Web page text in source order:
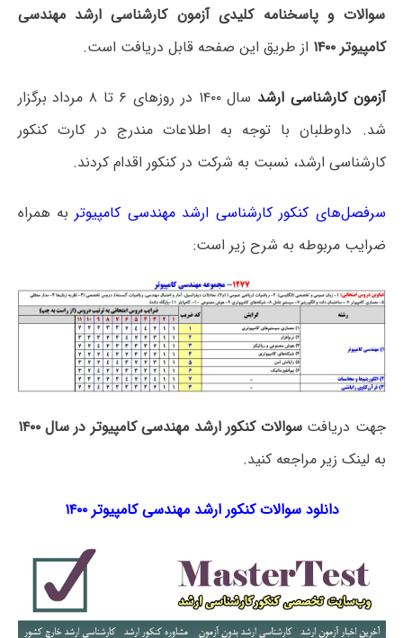
سوالات و پاسخنامه کلیدی آزمون کارشناسی ارشد مهندسی
کامپیوتر ۱۴۰۰
از طریق این صفحه قابل دریافت است.
آزمون کارشناسی ارشد
سال ۱۴۰۰ در روزهای ۶ تا ۸ مرداد برگزار
شد. داوطلبان با توجه به اطلاعات مندرج در کارت کنکور
کارشناسی ارشد، نسبت به شرکت در کنکور اقدام کردند.
سرفصل‌های کنکور کارشناسی ارشد مهندسی کامپیوتربه همراه
ضرایب مربوطه به شرح زیر است:
جهت دریافتسوالات کنکور ارشد مهندسی کامپیوتر در سال ۱۴۰۰
به لینک زیر مراجعه کنید.
دانلود سوالات کنکور ارشد مهندسی کامپیوتر ۱۴۰۰